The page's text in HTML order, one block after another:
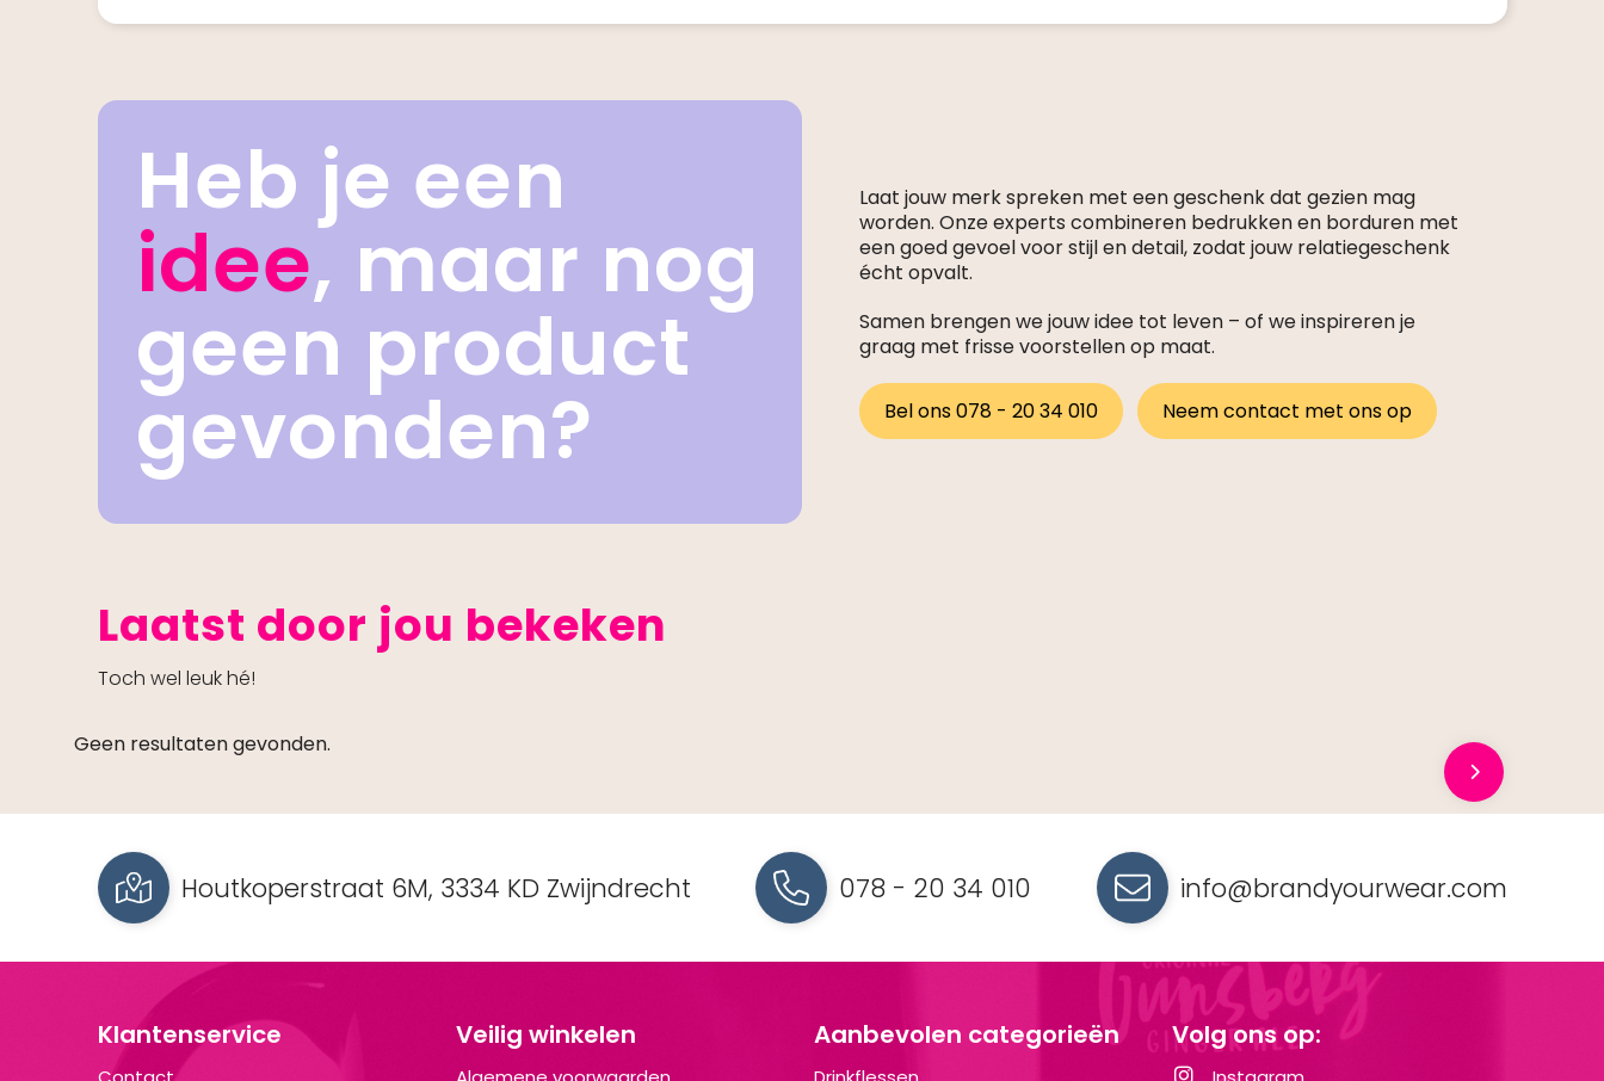
Heb je een
idee, maar nog
geen product
gevonden?
Laat jouw merk spreken met een geschenk dat gezien mag
worden. Onze experts combineren bedrukken en borduren met
een goed gevoel voor stijl en detail, zodat jouw relatiegeschenk
écht opvalt.
Samen brengen we jouw idee tot leven – of we inspireren je
graag met frisse voorstellen op maat.
Bel ons 078 - 20 34 010 Neem contact met ons op
Laatst door jou bekeken
Toch wel leuk hé!
Geen resultaten gevonden.
Houtkoperstraat 6M, 3334 KD Zwijndrecht 078 - 20 34 010 info@brandyourwear.com
Klantenservice Veilig winkelen Aanbevolen categorieën Volg ons op: